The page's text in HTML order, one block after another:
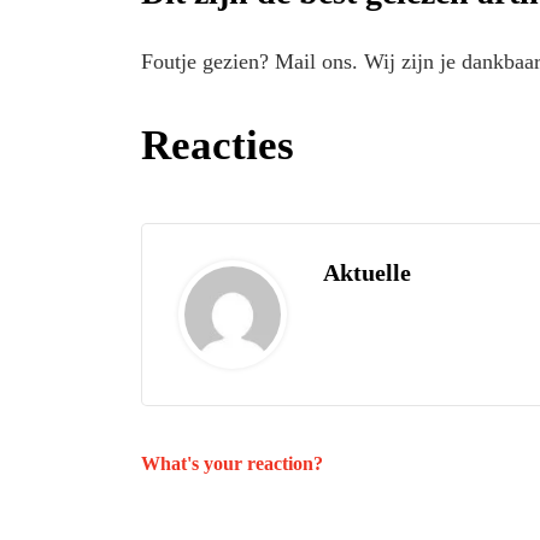
Foutje gezien? Mail ons. Wij zijn je
Reacties
Aktuelle
What's your reaction?